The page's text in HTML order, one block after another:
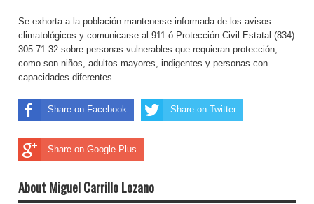
Se exhorta a la población mantenerse informada de los avisos
climatológicos y comunicarse al 911 ó Protección Civil Estatal (834)
305 71 32 sobre personas vulnerables que requieran protección,
como son niños, adultos mayores, indigentes y personas con
capacidades diferentes.
Share on Facebook Share on Twitter
Share on Google Plus
About Miguel Carrillo Lozano